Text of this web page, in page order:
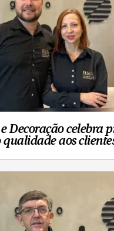
Decoração celebra
aos